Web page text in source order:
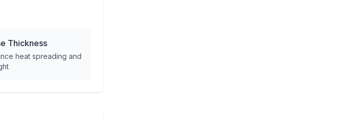
Thickness
heat spreading and